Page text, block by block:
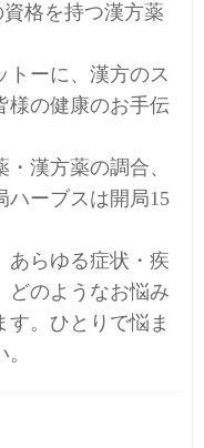
格を持つ漢方薬
ーに、漢方のス
様の健康のお手伝
漢方薬の調合、
ハーブスは開局15
あらゆる症状・疾
どのようなお悩み
す。ひとりで悩ま